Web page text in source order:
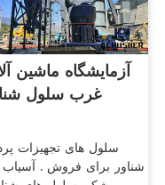
آزمایشگاه ماشین
غرب سلول
سلول های تجهیزات
شناور برای فروش .